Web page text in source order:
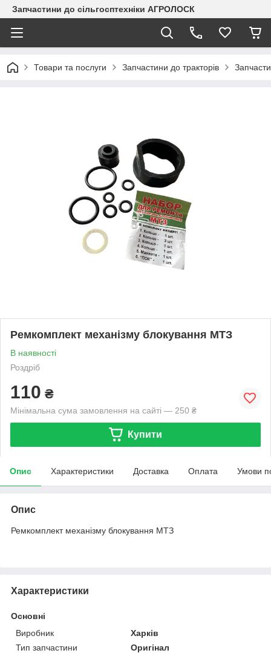
Запчастини до сільгосптехніки АГРОЛОСК
Товари та послуги Запчастини до тракторів
Ремкомплект механізму блокування МТЗ
В наявності
Роздріб
110 ₴
Мінімальна сума замовлення на сайті — 250 ₴
Купити
Опис Характеристики Доставка Оплата Умови
Опис
Ремкомплект механізму блокування МТЗ
Характеристики
Основні
Виробник
Харків
Тип запчастини
Оригінал